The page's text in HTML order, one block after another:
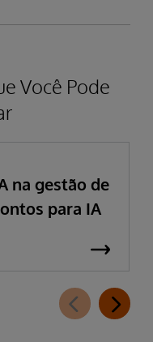
Você Pode
na gestão de
para IA